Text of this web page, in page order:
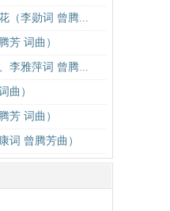
（李勋词 曾腾...
芳 词曲）
李雅萍词 曾腾...
曲）
芳 词曲）
词 曾腾芳曲）